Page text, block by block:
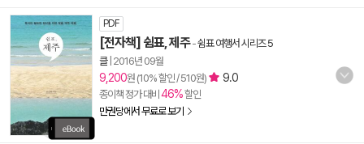
PDF
[전자책] 쉼표, 제주-쉼표 여행서 시리즈 5
클| 2016년 09월
9,200원 (10% 할인 / 510원) 9.0
종이책 정가 대비 46%할인
만권당에서 무료로 보기